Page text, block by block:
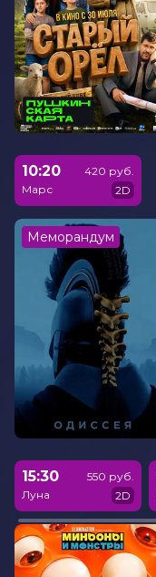
10:20
Марс
420 руб.
2D
Меморандум
15:30
Луна
550 руб.
2D